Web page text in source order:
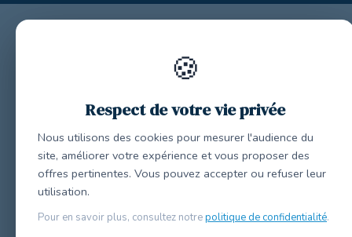
🍪
Respect de votre vie privée
Nous utilisons des cookies pour mesurer l'audience du
site, améliorer votre expérience et vous proposer des
offres pertinentes. Vous pouvez accepter ou refuser leur
utilisation.
Pour en savoir plus, consultez notrepolitique de confidentialité.